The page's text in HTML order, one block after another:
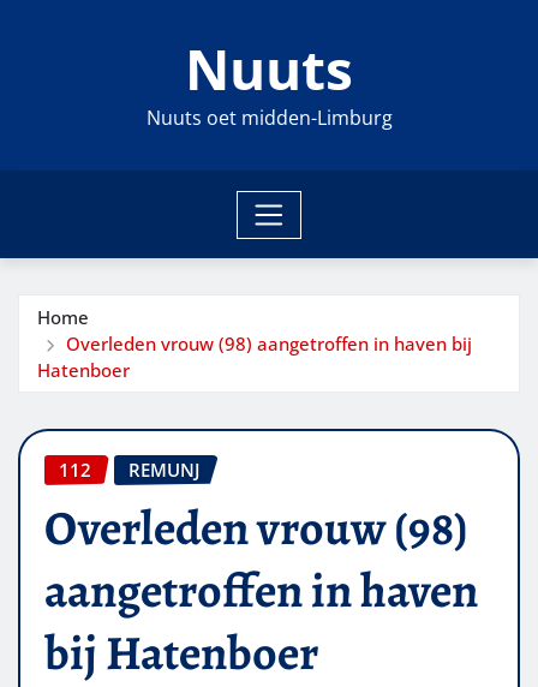
Nuuts
Nuuts oet midden-Limburg
Home
Overleden vrouw (98) aangetroffen in haven bij
Hatenboer
112 REMUNJ
Overleden vrouw (98)
aangetroffen in haven
bij Hatenboer